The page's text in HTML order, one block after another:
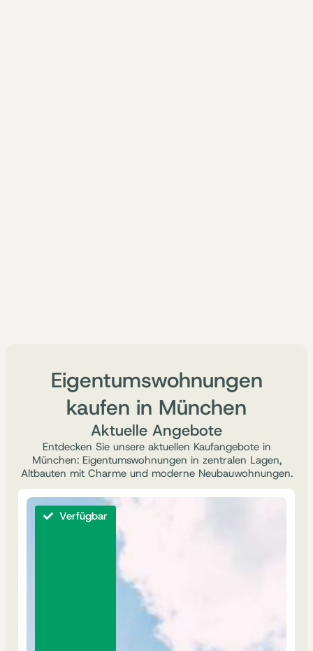
Eigentumswohnungen
kaufen in München
Aktuelle Angebote
Entdecken Sie unsere aktuellen Kaufangebote in
München: Eigentumswohnungen in zentralen Lagen,
Altbauten mit Charme und moderne Neubauwohnungen.
Verfügbar